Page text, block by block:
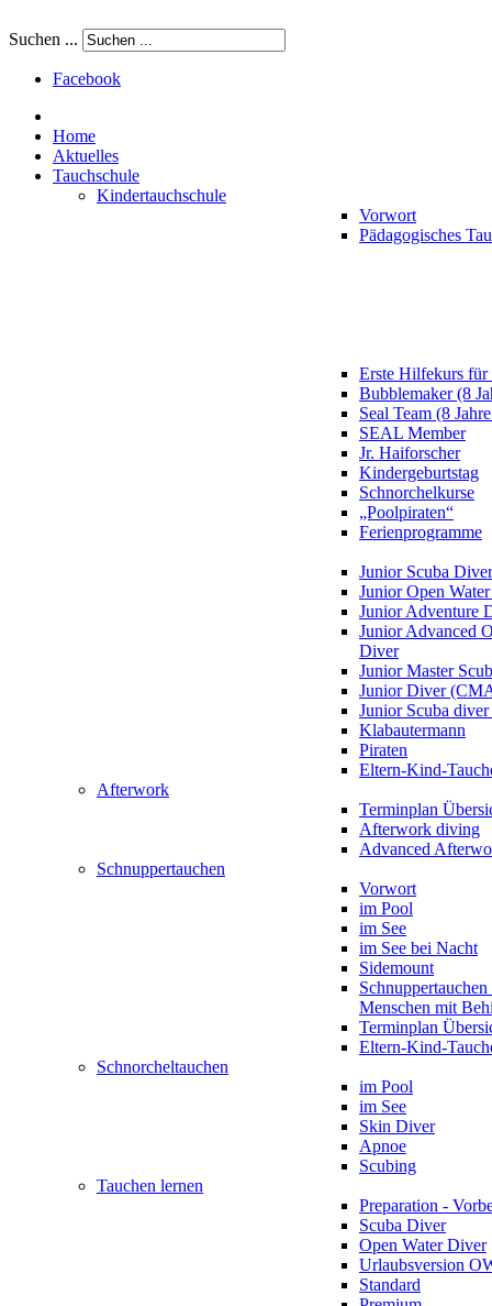
Suchen ...
Facebook
Home
Aktuelles
Tauchschule
Kindertauchschule
Vorwort
Pädagogisches
Erste Hilfekurs
Bubblemaker (8
Seal Team (8
SEAL Member
Jr. Haiforscher
Kindergeburtstag
Schnorchelkurse
„Poolpiraten“
Ferienprogramme
Junior Scuba Diver
Junior Open
Junior Adventure
Junior Advanced
Diver
Junior Master
Junior Diver
Junior Scuba
Klabautermann
Piraten
Eltern-Kind-
Afterwork
Terminplan
Afterwork diving
Advanced
Schnuppertauchen
Vorwort
im Pool
im See
im See bei Nacht
Sidemount
Menschen mit
Terminplan
Eltern-Kind-
Schnorcheltauchen
im Pool
im See
Skin Diver
Apnoe
Scubing
Tauchen lernen
Preparation -
Scuba Diver
Open Water Diver
Urlaubsversion
Standard